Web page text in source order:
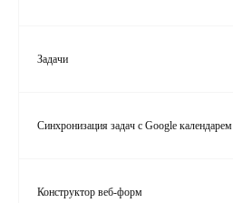
Задачи
Синхронизация задач с Google календарем
Конструктор веб‑форм